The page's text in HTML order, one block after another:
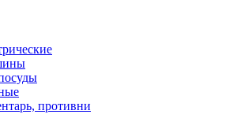
противни